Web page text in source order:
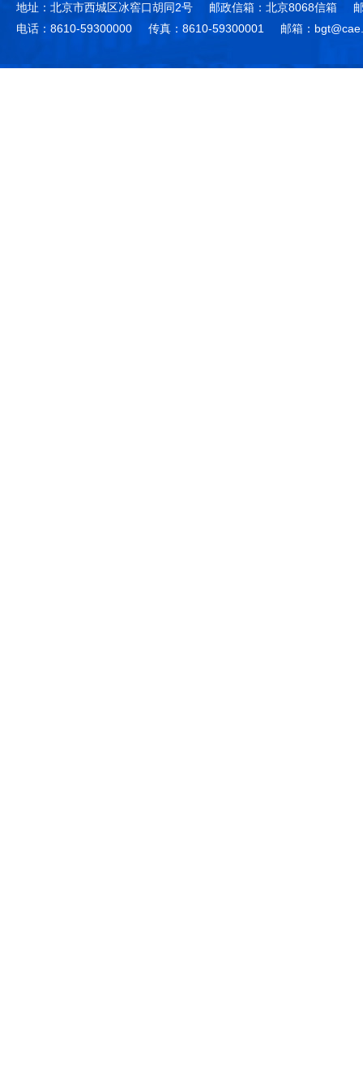
地址：北京市西城区冰窖口胡同2号
邮政信箱：北京8068信箱
电话：8610-59300000
传真：8610-59300001 邮箱：